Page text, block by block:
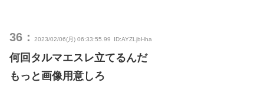
36： 2023/02/06(月) 06:33:55.99 ID:AYZLjbHha
何回タルマエスレ立てるんだ
もっと画像用意しろ